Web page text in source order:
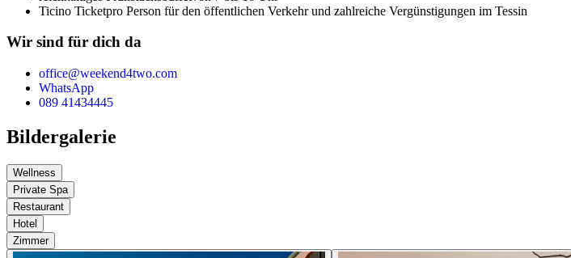
Ticino Ticketpro Person für den öffentlichen Verkehr und zahlreiche Vergünstigungen im Tessin
Wir sind für dich da
office@weekend4two.com
WhatsApp
089 41434445
Bildergalerie
Wellness
Private Spa
Restaurant
Hotel
Zimmer